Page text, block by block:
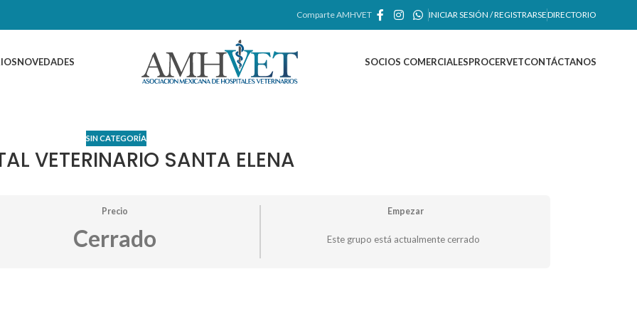
Comparte AMHVET INICIAR SESIÓN / REGISTRARSEDIRECTORIO
NOVEDADES SOCIOS COMERCIALESPROCERVETCONTÁCTANOS
SIN CATEGORÍA
VETERINARIO SANTA ELENA
Precio
Cerrado
Empezar
Este grupo está actualmente cerrado